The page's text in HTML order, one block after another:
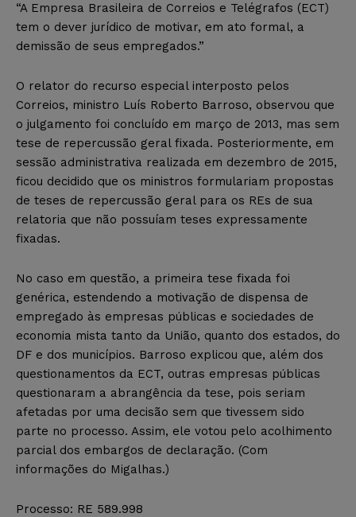
“A Empresa Brasileira de Correios e Telégrafos (ECT)
tem o dever jurídico de motivar, em ato formal, a
demissão de seus empregados.”
O relator do recurso especial interposto pelos
Correios, ministro Luís Roberto Barroso, observou que
o julgamento foi concluído em março de 2013, mas sem
tese de repercussão geral fixada. Posteriormente, em
sessão administrativa realizada em dezembro de 2015,
ficou decidido que os ministros formulariam propostas
de teses de repercussão geral para os REs de sua
relatoria que não possuíam teses expressamente
fixadas.
No caso em questão, a primeira tese fixada foi
genérica, estendendo a motivação de dispensa de
empregado às empresas públicas e sociedades de
economia mista tanto da União, quanto dos estados, do
DF e dos municípios. Barroso explicou que, além dos
questionamentos da ECT, outras empresas públicas
questionaram a abrangência da tese, pois seriam
afetadas por uma decisão sem que tivessem sido
parte no processo. Assim, ele votou pelo acolhimento
parcial dos embargos de declaração. (Com
informações do Migalhas.)
Processo: RE 589.998